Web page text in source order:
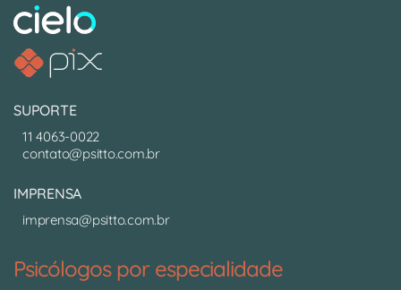
SUPORTE
11 4063-0022
contato@psitto.com.br
IMPRENSA
imprensa@psitto.com.br
Psicólogos por especialidade